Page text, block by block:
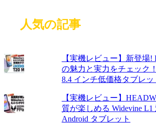
人気の記事
【実機レビュー】新登場!
の魅力と実力をチェック
8.4 インチ低価格タブレッ
【実機レビュー】
質が楽しめる Widevine L1
Android タブレット